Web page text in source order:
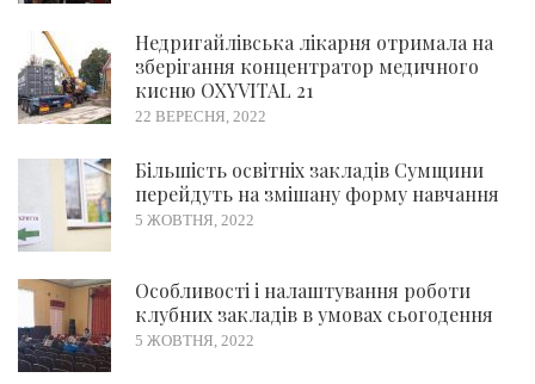
Недригайлівська лікарня отримала на
зберігання концентратор медичного
кисню OXYVITAL 21
22 ВЕРЕСНЯ, 2022
Більшість освітніх закладів Сумщини
перейдуть на змішану форму навчання
5 ЖОВТНЯ, 2022
Особливості і налаштування роботи
клубних закладів в умовах сьогодення
5 ЖОВТНЯ, 2022